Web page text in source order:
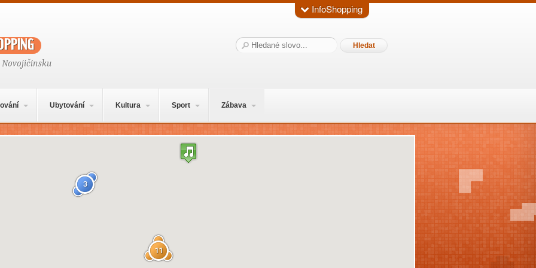
Hledat:
Ubytování Kultura Sport Zábava
11
3
InfoShopping